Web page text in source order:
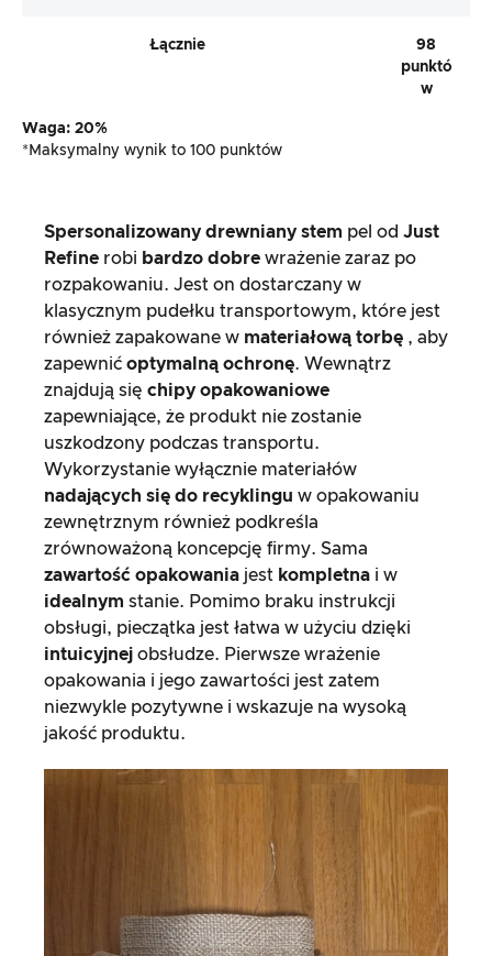
Łącznie
98
punktó
w
Waga: 20%
*Maksymalny wynik to 100 punktów
Spersonalizowany drewniany stem pel od Just
Refine robi bardzo dobre wrażenie zaraz po
rozpakowaniu. Jest on dostarczany w
klasycznym pudełku transportowym, które jest
również zapakowane w materiałową torbę , aby
zapewnić optymalną ochronę. Wewnątrz
znajdują się chipy opakowaniowe
zapewniające, że produkt nie zostanie
uszkodzony podczas transportu.
Wykorzystanie wyłącznie materiałów
nadających się do recyklingu w opakowaniu
zewnętrznym również podkreśla
zrównoważoną koncepcję firmy. Sama
zawartość opakowania jest kompletna i w
idealnym stanie. Pomimo braku instrukcji
obsługi, pieczątka jest łatwa w użyciu dzięki
intuicyjnej obsłudze. Pierwsze wrażenie
opakowania i jego zawartości jest zatem
niezwykle pozytywne i wskazuje na wysoką
jakość produktu.